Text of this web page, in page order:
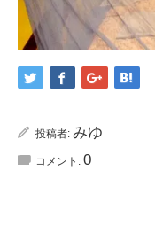
投稿者: みゆ
コメント: 0